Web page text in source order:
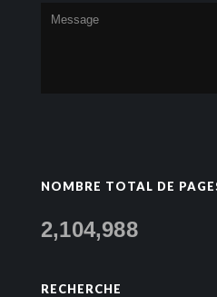
NOMBRE TOTAL DE
2,104,988
RECHERCHE